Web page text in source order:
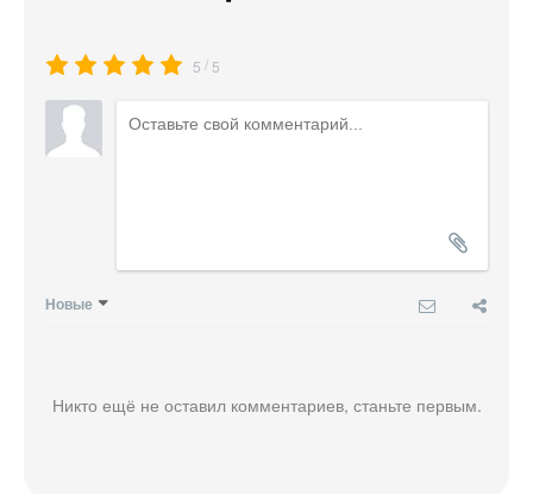
5 / 5
Новые
Никто ещё не оставил комментариев, станьте первым.